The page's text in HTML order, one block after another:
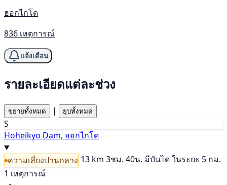
ฮอกไกโด
836 เหตุการณ์
แจ้งเตือน
รายละเอียดแต่ละช่วง
ขยายทั้งหมด | ยุบทั้งหมด
S
Hoheikyo Dam, ฮอกไกโด
ความเสี่ยงปานกลาง 13 km 3ชม. 40น. มีบันไดในระยะ 5 กม.
1 เหตุการณ์